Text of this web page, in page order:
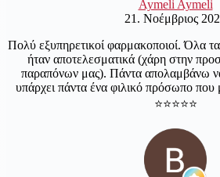
Aymeli Aymeli
21. Νοέμβριος
Πολύ εξυπηρετικοί φαρμακοποιοί. Όλα
ήταν αποτελεσματικά (χάρη στην
παραπόνων μας). Πάντα απολαμβάνω
υπάρχει πάντα ένα φιλικό πρόσωπο που
⭐️⭐️⭐️⭐️⭐️